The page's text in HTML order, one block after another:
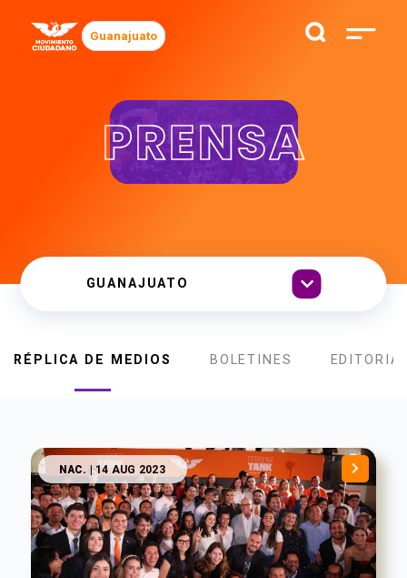
Guanajuato
PRENSA
RÉPLICA DE MEDIOS BOLETINES
NAC.| 14 AUG 2023